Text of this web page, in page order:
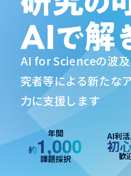
AI for Scienceの波
究者等による新たな
力に支援します
年間
約1,000
課題採択
AI利
初
歓